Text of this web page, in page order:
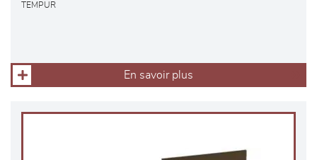
TEMPUR
En savoir plus